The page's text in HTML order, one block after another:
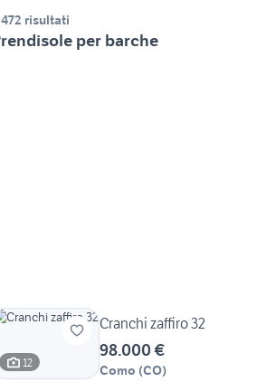
risultati
per barche
12
Cranchi zaffiro 32
98.000 €
Como (CO)